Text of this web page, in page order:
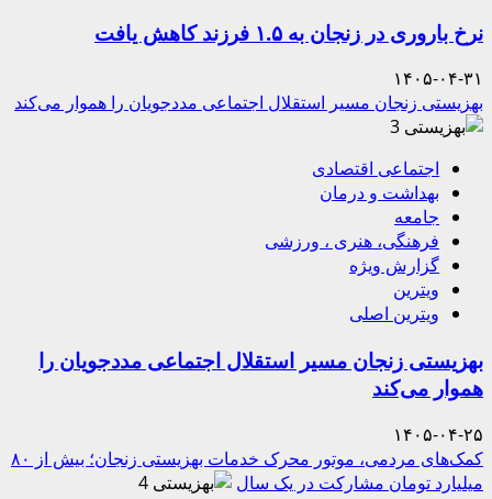
نرخ باروری در زنجان به ۱.۵ فرزند کاهش یافت
۱۴۰۵-۰۴-۳۱
بهزیستی زنجان مسیر استقلال اجتماعی مددجویان را هموار می‌کند
3
اجتماعی اقتصادی
بهداشت و درمان
جامعه
فرهنگی، هنری ، ورزشی
گزارش ویژه
ویترین
ویترین اصلی
بهزیستی زنجان مسیر استقلال اجتماعی مددجویان را
هموار می‌کند
۱۴۰۵-۰۴-۲۵
کمک‌های مردمی، موتور محرک خدمات بهزیستی زنجان؛ بیش از ۸۰
میلیارد تومان مشارکت در یک سال
4